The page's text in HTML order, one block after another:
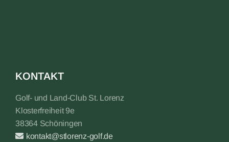
KONTAKT
Golf- und Land-Club St. Lorenz
Klosterfreiheit 9e
38364 Schöningen
kontakt@stlorenz-golf.de